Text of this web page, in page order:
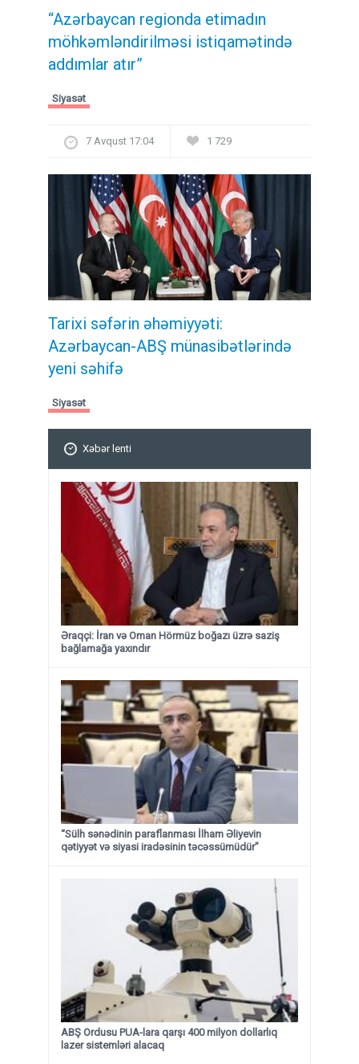
“Azərbaycan regionda etimadın
möhkəmləndirilməsi istiqamətində
addımlar atır”
Siyasət
7 Avqust 17:04 1 729
Tarixi səfərin əhəmiyyəti:
Azərbaycan-ABŞ münasibətlərində
yeni səhifə
Siyasət
Xəbər lenti
Əraqçi: İran və Oman Hörmüz boğazı üzrə saziş
bağlamağa yaxındır
“Sülh sənədinin paraflanması İlham Əliyevin
qətiyyət və siyasi iradəsinin təcəssümüdür”
ABŞ Ordusu PUA-lara qarşı 400 milyon dollarlıq
lazer sistemləri alacaq